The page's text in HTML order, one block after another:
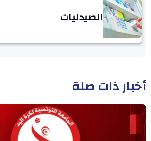
الصيدليات
أخبار ذات صلة